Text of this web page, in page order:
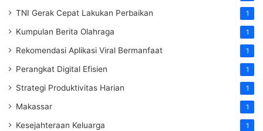
TNI Gerak Cepat Lakukan Perbaikan 1
Kumpulan Berita Olahraga 1
Rekomendasi Aplikasi Viral Bermanfaat 1
Perangkat Digital Efisien 1
Strategi Produktivitas Harian 1
Makassar 1
Kesejahteraan Keluarga 1